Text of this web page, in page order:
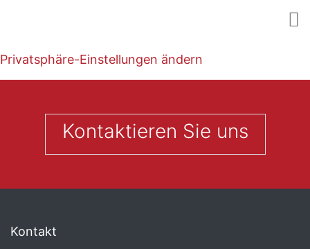
Privatsphäre-Einstellungen ändern
Kontaktieren Sie uns
Kontakt